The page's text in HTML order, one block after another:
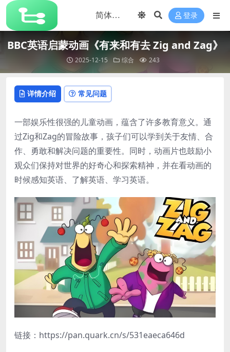
登录
BBC英语启蒙动画《有来和有去 Zig and Zag》
2025-12-15 综合 243
详情介绍 常见问题
一部娱乐性很强的儿童动画，蕴含了许多教育意义。通
过Zig和Zag的冒险故事，孩子们可以学到关于友情、合
作、勇敢和解决问题的重要性。同时，动画片也鼓励小
观众们保持对世界的好奇心和探索精神，并在看动画的
时候感知英语、了解英语、学习英语。
链接：https://pan.quark.cn/s/531eaeca646d